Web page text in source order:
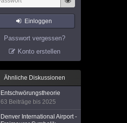
Einloggen
Passwort vergessen?
Konto erstellen
Ähnliche Diskussionen
Entschwörungstheorie
63 Beiträge bis 2025
Denver International Airport -